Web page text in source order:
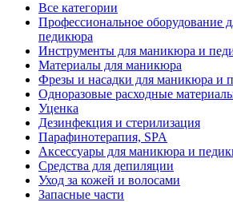
Все категории
Профессиональное оборудование
педикюра
Инструменты для маникюра и
Материалы для маникюра
Фрезы и насадки для маникюра и
Одноразовые расходные
Уценка
Дезинфекция и стерилизация
Парафинотерапия, SPA
Аксессуары для маникюра и
Средства для депиляции
Уход за кожей и волосами
Запасные части